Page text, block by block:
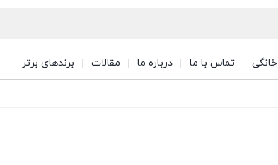
خانگی تماس با ما درباره ما مقالات برندهای برتر